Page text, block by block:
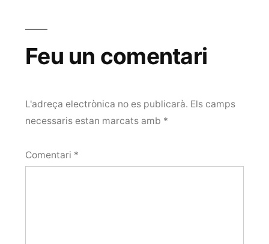
Feu un comentari
L'adreça electrònica no es publicarà. Els camps
necessaris estan marcats amb *
Comentari *